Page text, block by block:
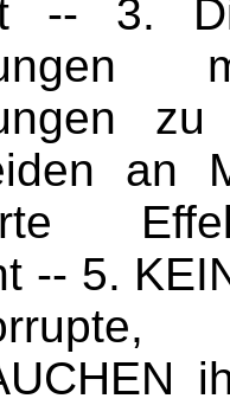
-- 3.
an
-- 5.